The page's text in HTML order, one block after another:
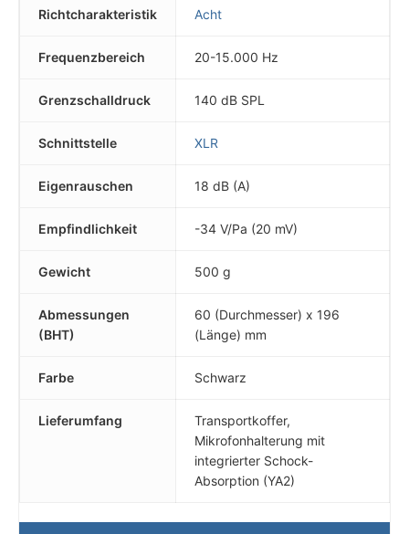
Richtcharakteristik Acht
Frequenzbereich 20-15.000 Hz
Grenzschalldruck 140 dB SPL
Schnittstelle XLR
Eigenrauschen 18 dB (A)
Empfindlichkeit -34 V/Pa (20 mV)
Gewicht 500 g
Abmessungen
(BHT)
60 (Durchmesser) x 196
(Länge) mm
Farbe Schwarz
Lieferumfang
Transportkoffer,
Mikrofonhalterung mit
integrierter Schock-
Absorption (YA2)